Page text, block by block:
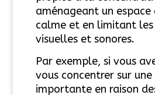
aménageant un
calme et en limitant
visuelles et sonores.
Par exemple, si vous
vous concentrer sur
importante en raison